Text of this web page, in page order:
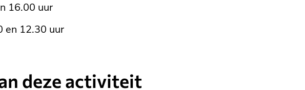
16.00 uur
en 12.30 uur
deze activiteit